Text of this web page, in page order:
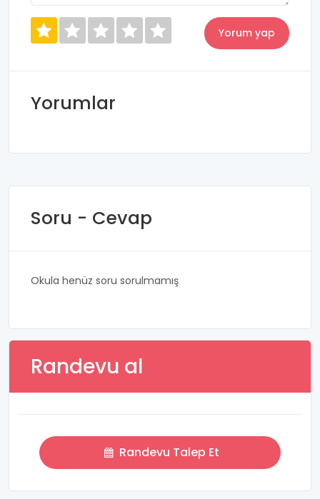
Yorumlar
Soru - Cevap
Okula henüz soru sorulmamış
Randevu al
Randevu Talep Et